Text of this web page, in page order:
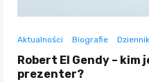
Aktualności Biografie
Robert El Gendy –
prezenter?